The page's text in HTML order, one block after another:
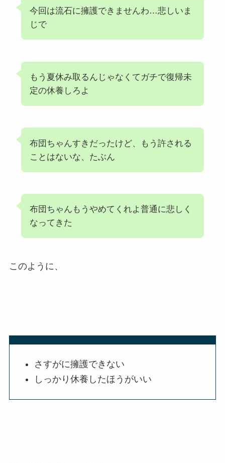
今回は流石に擁護できませんわ…悲しいま
じで
もう夏休み取るんじゃなくてガチで復帰未
定の休養しろよ
布団ちゃんすきだったけど、もう許される
ことはないな、たぶん
布団ちゃんもうやめてくれよ普通に悲しく
なってきた
このように、
さすがに擁護できない
しっかり休養したほうがいい